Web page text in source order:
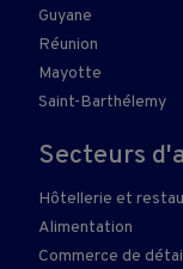
Guyane
Réunion
Mayotte
Saint-Barthélemy
Secteurs
Hôtellerie et
Alimentation
Commerce de